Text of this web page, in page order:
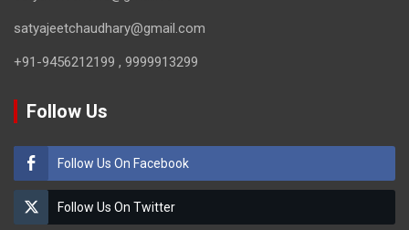
satyajeetchaudhary@gmail.com
+91-9456212199 , 9999913299
Follow Us
Follow Us On Facebook
Follow Us On Twitter